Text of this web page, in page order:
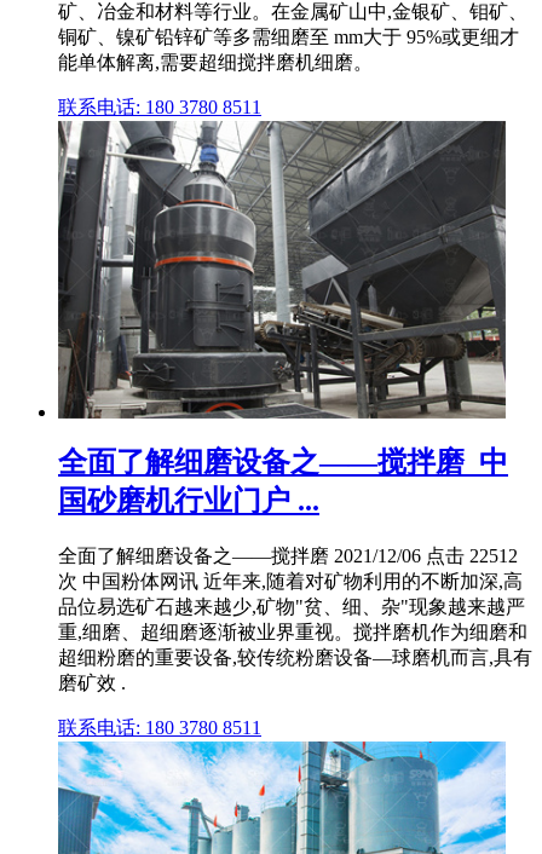
矿、冶金和材料等行业。在金属矿山中,金银矿、钼矿、
铜矿、镍矿铅锌矿等多需细磨至 mm大于 95%或更细才
能单体解离,需要超细搅拌磨机细磨。
联系电话: 180 3780 8511
全面了解细磨设备之——搅拌磨_中
国砂磨机行业门户 ...
全面了解细磨设备之——搅拌磨 2021/12/06 点击 22512
次 中国粉体网讯 近年来,随着对矿物利用的不断加深,高
品位易选矿石越来越少,矿物"贫、细、杂"现象越来越严
重,细磨、超细磨逐渐被业界重视。搅拌磨机作为细磨和
超细粉磨的重要设备,较传统粉磨设备—球磨机而言,具有
磨矿效 .
联系电话: 180 3780 8511